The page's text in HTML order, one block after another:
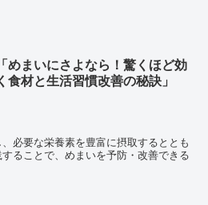
「めまいにさよなら！驚くほど効
食材と生活習慣改善の秘訣」
必要な栄養素を豊富に摂取するととも
ることで、めまいを予防・改善できる